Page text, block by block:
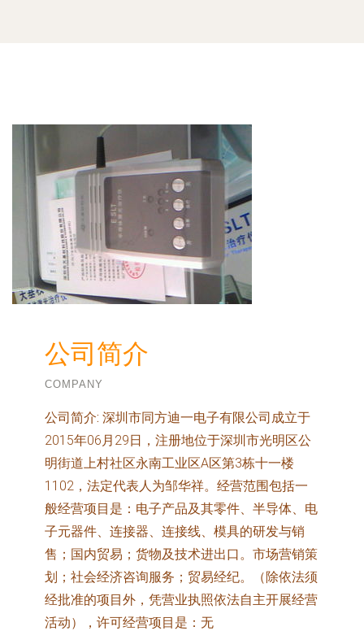
公司简介
COMPANY
公司简介: 深圳市同方迪一电子有限公司成立于
2015年06月29日，注册地位于深圳市光明区公
明街道上村社区永南工业区A区第3栋十一楼
1102，法定代表人为邹华祥。经营范围包括一
般经营项目是：电子产品及其零件、半导体、电
子元器件、连接器、连接线、模具的研发与销
售；国内贸易；货物及技术进出口。市场营销策
划；社会经济咨询服务；贸易经纪。（除依法须
经批准的项目外，凭营业执照依法自主开展经营
活动），许可经营项目是：无